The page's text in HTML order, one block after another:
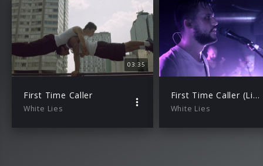
03:35
First Time Caller
White Lies
First Time Caller (Live)
White Lies